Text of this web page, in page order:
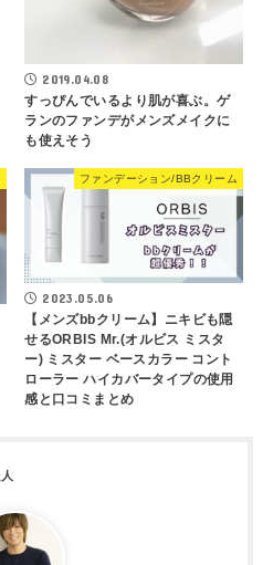
2019.04.08
すっぴんでいるより肌が喜ぶ。ゲ
ランのファンデがメンズメイクに
も使えそう
ファンデーション/BBクリーム
2023.05.06
【メンズbbクリーム】ニキビも隠
せるORBIS Mr.(オルビス ミスタ
ー) ミスター ベースカラー コント
ローラー ハイカバータイプの使用
感と口コミまとめ